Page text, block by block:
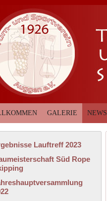
GALERIE NEWS
Lauftreff 2023
Süd Rope